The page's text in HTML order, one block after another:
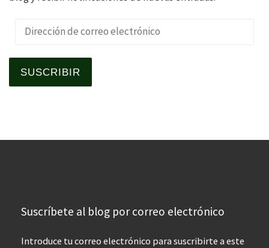
Dirección de correo electrónico
SUSCRIBIR
Suscríbete al blog por correo electrónico
Introduce tu correo electrónico para suscribirte a este